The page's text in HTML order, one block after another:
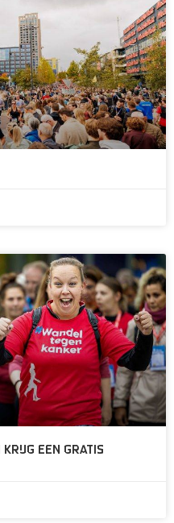
EEN GRATIS